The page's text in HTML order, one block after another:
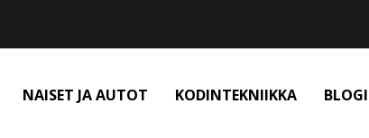
NAISET JA AUTOT KODINTEKNIIKKA BLOGI